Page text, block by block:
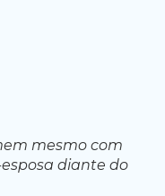
mesmo com
diante do